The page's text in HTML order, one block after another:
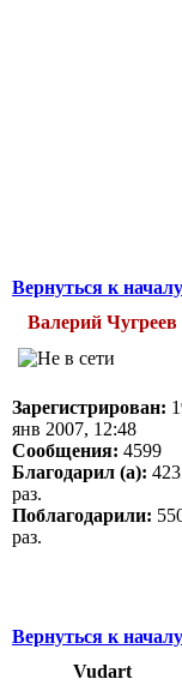
Вернуться к началу
Валерий Чугреев
Зарегистрирован:
янв 2007, 12:48
Сообщения: 4599
Благодарил (а): 423
раз.
Поблагодарили:
раз.
Вернуться к началу
Vudart